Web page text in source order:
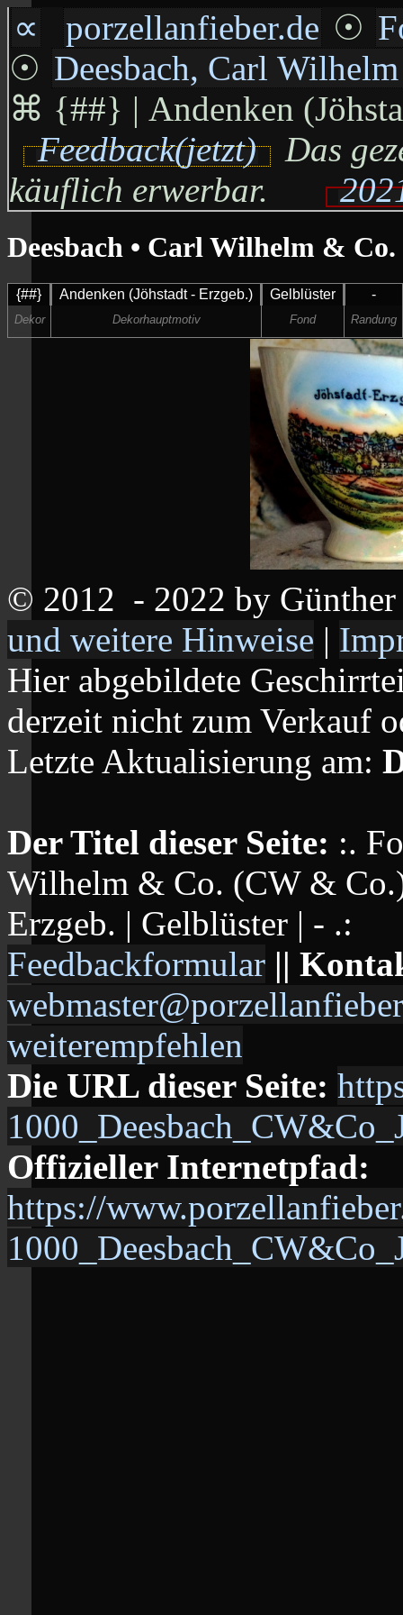
∝ porzellanfieber.de ☉
☉ Deesbach, Carl
⌘ {##} | Andenken
Feedback(jetzt)
Das
käuflich erwerbar.
Deesbach • Carl Wilhelm &
{##} Andenken (Jöhstadt - Erzgeb.) Gelblüster -
Dekor Dekorhauptmotiv Fond Randung
© 2012 - 2022 by
und weitere Hinweise |
Hier abgebildete
derzeit nicht zum Verkauf
Letzte Aktualisierung am:
Der Titel dieser Seite: :.
Wilhelm & Co. (CW &
Erzgeb. | Gelblüster | - .:
Feedbackformular ||
weiterempfehlen
Die URL dieser Seite:
Offizieller Internetpfad:
https://